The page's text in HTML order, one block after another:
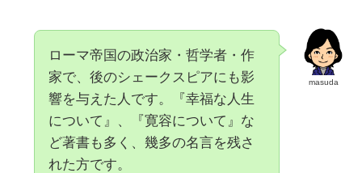
masuda
ローマ帝国の政治家・哲学者・作
家で、後のシェークスピアにも影
響を与えた人です。『幸福な人生
について』、『寛容について』な
ど著書も多く、幾多の名言を残さ
れた方です。